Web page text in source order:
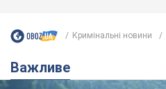
Кримінальні новини
Важливе